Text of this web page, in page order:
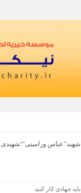
شهید”عباس
باید جهادی کار کنید